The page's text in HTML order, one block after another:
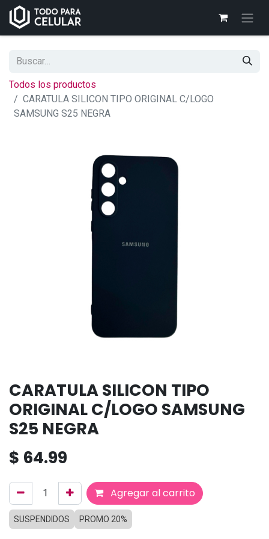
Todos los productos
CARATULA SILICON TIPO ORIGINAL C/LOGO
SAMSUNG S25 NEGRA
CARATULA SILICON TIPO
ORIGINAL C/LOGO SAMSUNG
S25 NEGRA
$ 64.99
Agregar al carrito
SUSPENDIDOS PROMO 20%